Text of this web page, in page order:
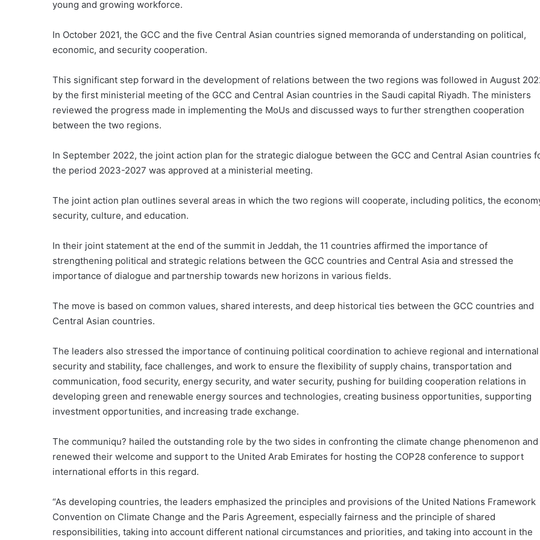
young and growing workforce.
In October 2021, the GCC and the five Central Asian countries signed memoranda of understanding on political,
economic, and security cooperation.
This significant step forward in the development of relations between the two regions was followed in August
by the first ministerial meeting of the GCC and Central Asian countries in the Saudi capital Riyadh. The ministers
reviewed the progress made in implementing the MoUs and discussed ways to further strengthen cooperation
between the two regions.
In September 2022, the joint action plan for the strategic dialogue between the GCC and Central Asian countries
the period 2023-2027 was approved at a ministerial meeting.
The joint action plan outlines several areas in which the two regions will cooperate, including politics, the
security, culture, and education.
In their joint statement at the end of the summit in Jeddah, the 11 countries affirmed the importance of
strengthening political and strategic relations between the GCC countries and Central Asia and stressed the
importance of dialogue and partnership towards new horizons in various fields.
The move is based on common values, shared interests, and deep historical ties between the GCC countries and
Central Asian countries.
The leaders also stressed the importance of continuing political coordination to achieve regional and international
security and stability, face challenges, and work to ensure the flexibility of supply chains, transportation and
communication, food security, energy security, and water security, pushing for building cooperation relations in
developing green and renewable energy sources and technologies, creating business opportunities, supporting
investment opportunities, and increasing trade exchange.
The communiqu? hailed the outstanding role by the two sides in confronting the climate change phenomenon and
renewed their welcome and support to the United Arab Emirates for hosting the COP28 conference to support
international efforts in this regard.
“As developing countries, the leaders emphasized the principles and provisions of the United Nations Framework
Convention on Climate Change and the Paris Agreement, especially fairness and the principle of shared
responsibilities, taking into account different national circumstances and priorities, and taking into account in the